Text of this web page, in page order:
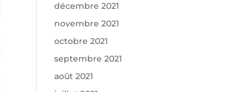
décembre 2021
novembre 2021
octobre 2021
septembre 2021
août 2021